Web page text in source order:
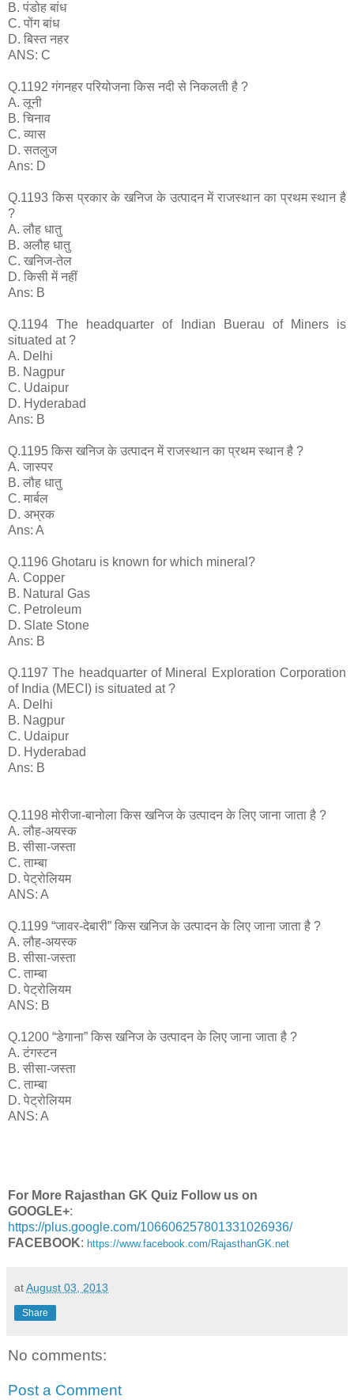
B. पंडोह बांध
C. पोंग बांध
D. बिस्त नहर
ANS: C
Q.1192 गंगनहर परियोजना किस नदी से निकलती है ?
A. लूनी
B. चिनाव
C. व्यास
D. सतलुज
Ans: D
Q.1193 किस प्रकार के खनिज के उत्पादन में राजस्थान का प्रथम स्थान है
?
A. लौह धातु
B. अलौह धातु
C. खनिज-तेल
D. किसी में नहीं
Ans: B
Q.1194 The headquarter of Indian Buerau of Miners is
situated at ?
A. Delhi
B. Nagpur
C. Udaipur
D. Hyderabad
Ans: B
Q.1195 किस खनिज के उत्पादन में राजस्थान का प्रथम स्थान है ?
A. जास्पर
B. लौह धातु
C. मार्बल
D. अभ्रक
Ans: A
Q.1196 Ghotaru is known for which mineral?
A. Copper
B. Natural Gas
C. Petroleum
D. Slate Stone
Ans: B
Q.1197 The headquarter of Mineral Exploration Corporation
of India (MECI) is situated at ?
A. Delhi
B. Nagpur
C. Udaipur
D. Hyderabad
Ans: B
Q.1198 मोरीजा-बानोला किस खनिज के उत्पादन के लिए जाना जाता है ?
A. लौह-अयस्क
B. सीसा-जस्ता
C. ताम्बा
D. पेट्रोलियम
ANS: A
Q.1199 “जावर-देबारी” किस खनिज के उत्पादन के लिए जाना जाता है ?
A. लौह-अयस्क
B. सीसा-जस्ता
C. ताम्बा
D. पेट्रोलियम
ANS: B
Q.1200 “डेगाना” किस खनिज के उत्पादन के लिए जाना जाता है ?
A. टंगस्टन
B. सीसा-जस्ता
C. ताम्बा
D. पेट्रोलियम
ANS: A
For More Rajasthan GK Quiz Follow us on
GOOGLE+:
https://plus.google.com/106606257801331026936/
FACEBOOK: https://www.facebook.com/RajasthanGK.net
atAugust 03, 2013
Share
No comments:
Post a Comment